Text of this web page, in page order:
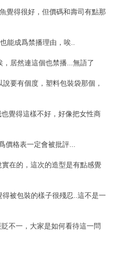
覺得很好，但價碼和壽司有點那
能成爲禁播理由，唉..
居然連這個也禁播...無語了
要有個度，塑料包裝袋那個，
覺得這樣不好，好像把女性商
價格表一定會被批評...
在的，這次的造型是有點感覺
被包裝的樣子很殘忍..這不是一
不一，大家是如何看待這一問